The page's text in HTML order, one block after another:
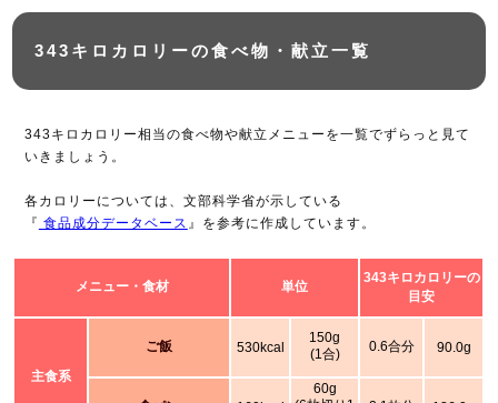
343キロカロリーの食べ物・献立一覧
343キロカロリー相当の食べ物や献立メニューを一覧でずらっと見て
いきましょう。
各カロリーについては、文部科学省が示している
『 食品成分データベース 』を参考に作成しています。
メニュー・食材 単位
343キロカロリーの
目安
主食系
ご飯 530kcal
150g
(1合)
0.6合分 90.0g
60g